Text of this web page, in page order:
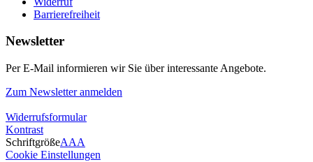
Barrierefreiheit
Newsletter
Per E-Mail informieren wir Sie über interessante Angebote.
Zum Newsletter anmelden
Widerrufsformular
Kontrast
SchriftgrößeAAA
Cookie Einstellungen